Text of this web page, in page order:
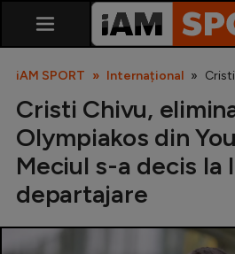
SuperLiga
iAM SPORT Internațional
Cristi Chivu,
Olympiakos din
Meciul s-a decis la
departajare